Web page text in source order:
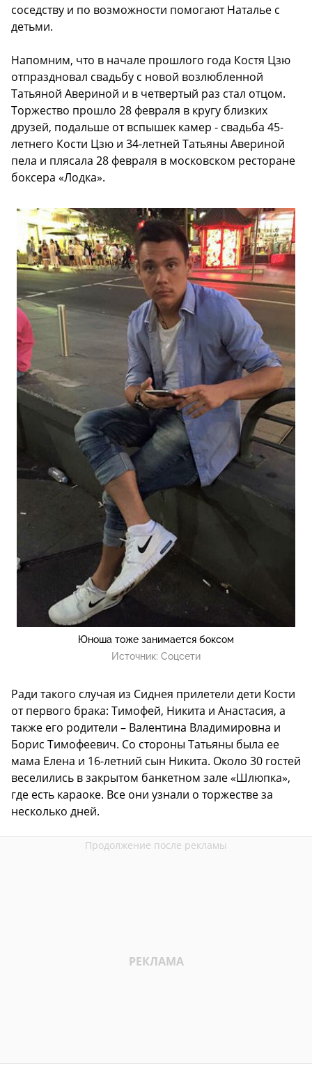
соседству и по возможности помогают Наталье с
детьми.
Напомним, что в начале прошлого года Костя Цзю
отпраздновал свадьбу с новой возлюбленной
Татьяной Авериной и в четвертый раз стал отцом.
Торжество прошло 28 февраля в кругу близких
друзей, подальше от вспышек камер - свадьба 45-
летнего Кости Цзю и 34-летней Татьяны Авериной
пела и плясала 28 февраля в московском ресторане
боксера «Лодка».
Юноша тоже занимается боксом
Источник: Соцсети
Ради такого случая из Сиднея прилетели дети Кости
от первого брака: Тимофей, Никита и Анастасия, а
также его родители – Валентина Владимировна и
Борис Тимофеевич. Со стороны Татьяны была ее
мама Елена и 16-летний сын Никита. Около 30 гостей
веселились в закрытом банкетном зале «Шлюпка»,
где есть караоке. Все они узнали о торжестве за
несколько дней.